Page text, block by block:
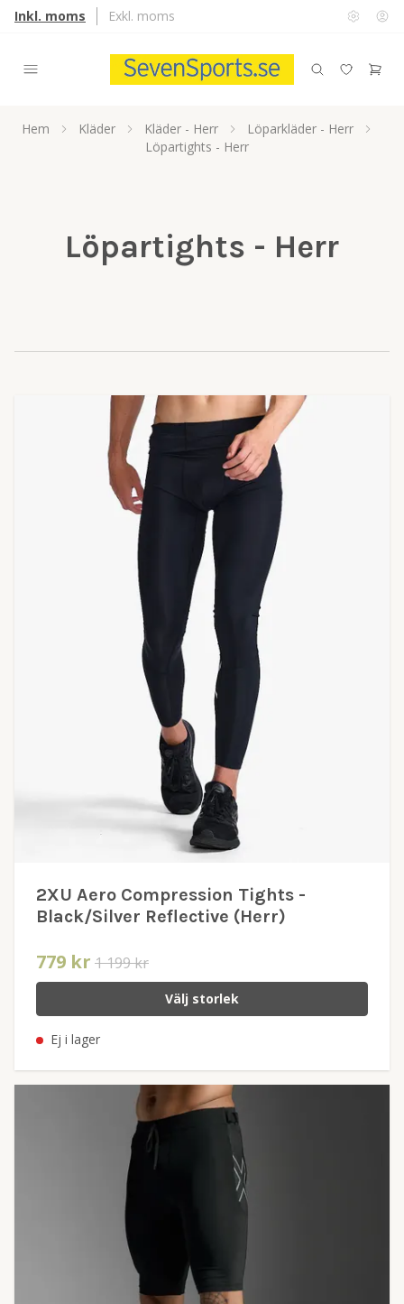
Inkl. moms Exkl. moms
Hem Kläder Kläder - Herr
Löparkläder - Herr
Löpartights - Herr
Löpartights - Herr
2XU Aero Compression Tights -
Black/Silver Reflective (Herr)
779 kr 1 199 kr
Välj storlek
Ej i lager